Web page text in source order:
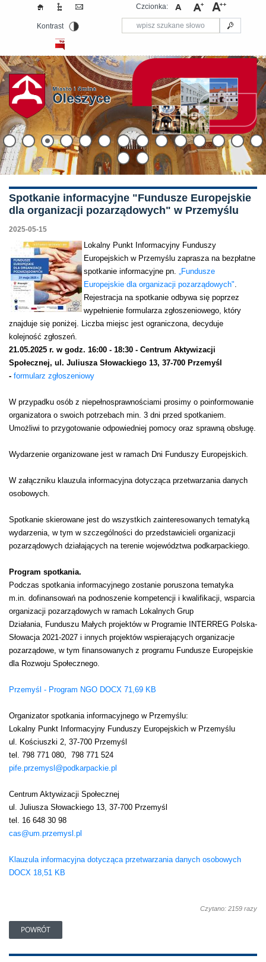
Czcionka:
Kontrast
​Spotkanie informacyjne "Fundusze Europejskie
dla organizacji pozarządowych" w Przemyślu
2025-05-15
Lokalny Punkt Informacyjny Funduszy
Europejskich w Przemyślu zaprasza na bezpłatne
spotkanie informacyjne pn. „Fundusze
Europejskie dla organizacji pozarządowych".
Rejestracja na spotkanie odbywa się poprzez
wypełnienie formularza zgłoszeniowego, który
znajduje się poniżej. Liczba miejsc jest ograniczona, decyduje
kolejność zgłoszeń.
21.05.2025 r. w godz. 16:00 - 18:30 - Centrum Aktywizacji
Społecznej, ul. Juliusza Słowackiego 13, 37-700 Przemyśl
- formularz zgłoszeniowy
W przypadku osób z niepełnosprawnościami prosimy o poinformowanie
organizatora o swoich potrzebach min. 3 dni przed spotkaniem.
Umożliwi to przygotowanie odpowiedniej pomocy oraz sprawną obsługę.
Wydarzenie organizowane jest w ramach Dni Funduszy Europejskich.
W załączniku klauzula informacyjna dotycząca przetwarzania danych
osobowych.
Spotkanie skierowane jest do wszystkich zainteresowanych tematyką
wydarzenia, w tym w szczególności do przedstawicieli organizacji
pozarządowych działających na terenie województwa podkarpackiego.
Program spotkania.
Podczas spotkania informacyjnego zostanie poruszona tematyka
m.in. dofinansowań na podnoszenie kompetencji i kwalifikacji, wsparcia
organizacji pozarządowych w ramach Lokalnych Grup
Działania, Funduszu Małych projektów w Programie INTERREG Polska-
Słowacja 2021-2027 i innych projektów wspierających organizacje
pozarządowe, w tym finansowanych z programu Fundusze Europejskie
dla Rozwoju Społecznego.
Przemyśl - Program NGO DOCX 71,69 KB
Organizator spotkania informacyjnego w Przemyślu:
Lokalny Punkt Informacyjny Funduszy Europejskich w Przemyślu
ul. Kościuszki 2, 37-700 Przemyśl
tel. 798 771 080, 798 771 524
pife.przemysl@podkarpackie.pl
Centrum Aktywizacji Społecznej
ul. Juliusza Słowackiego 13, 37-700 Przemyśl
tel. 16 648 30 98
cas@um.przemysl.pl
Klauzula informacyjna dotycząca przetwarzania danych osobowych
DOCX 18,51 KB
Czytano: 2159 razy
POWRÓT